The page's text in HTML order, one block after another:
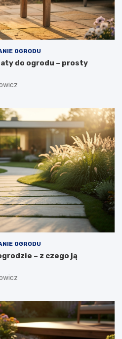
OGRODU
do ogrodu – prosty
OGRODU
– z czego ją